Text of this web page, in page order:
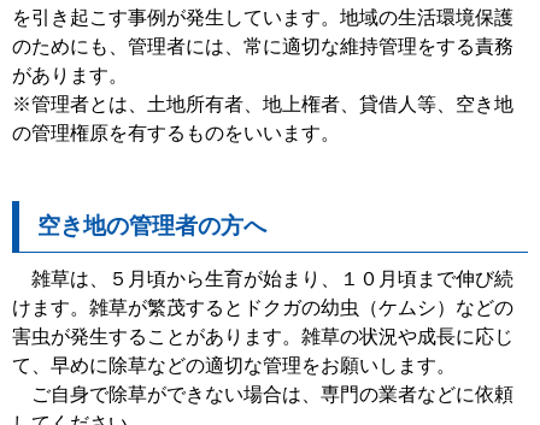
を引き起こす事例が発生しています。地域の生活環境保護
のためにも、管理者には、常に適切な維持管理をする責務
があります。
※管理者とは、土地所有者、地上権者、貸借人等、空き地
の管理権原を有するものをいいます。
空き地の管理者の方へ
雑草は、５月頃から生育が始まり、１０月頃まで伸び続
けます。雑草が繁茂するとドクガの幼虫（ケムシ）などの
害虫が発生することがあります。雑草の状況や成長に応じ
て、早めに除草などの適切な管理をお願いします。
ご自身で除草ができない場合は、専門の業者などに依頼